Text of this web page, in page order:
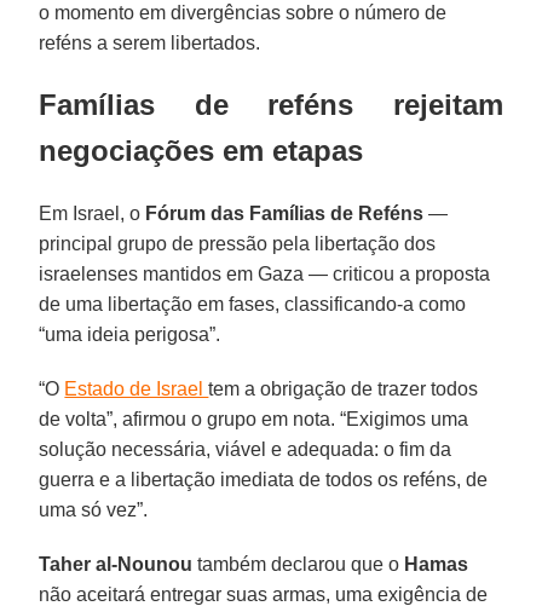
o momento em divergências sobre o número de
reféns a serem libertados.
Famílias de reféns rejeitam
negociações em etapas
Em Israel, o Fórum das Famílias de Reféns —
principal grupo de pressão pela libertação dos
israelenses mantidos em Gaza — criticou a proposta
de uma libertação em fases, classificando-a como
“uma ideia perigosa”.
“O Estado de Israeltem a obrigação de trazer todos
de volta”, afirmou o grupo em nota. “Exigimos uma
solução necessária, viável e adequada: o fim da
guerra e a libertação imediata de todos os reféns, de
uma só vez”.
Taher al-Nounou também declarou que o Hamas
não aceitará entregar suas armas, uma exigência de